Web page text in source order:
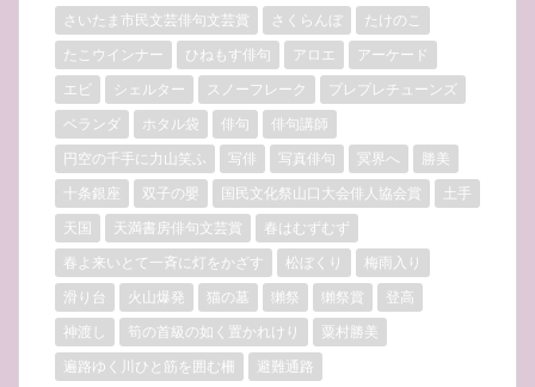
さいたま市民文芸俳句文芸賞
さくらんぼ
たけのこ
たこウインナー
ひねもす俳句 アロエ
アーケード
エビ
シェルター スノーフレーク
プレプレチューンズ
ベランダ
ホタル袋 俳句
俳句講師
円空の千手に力山笑ふ
写俳 写真俳句 冥界へ
勝美
十条銀座
双子の嬰 国民文化祭山口大会俳人協会賞
土手
天国
天満書房俳句文芸賞
春はむずむず
春よ来いとて一斉に灯をかざす
松ぼくり
梅雨入り
滑り台
火山爆発 猫の墓 獺祭 獺祭賞
登高
神渡し
筍の首級の如く置かれけり
粟村勝美
遍路ゆく川ひと筋を囲む柵
避難通路